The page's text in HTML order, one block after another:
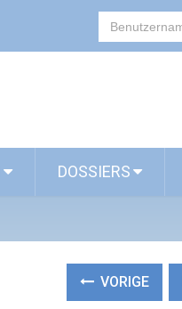
DOSSIERS
VORIGE